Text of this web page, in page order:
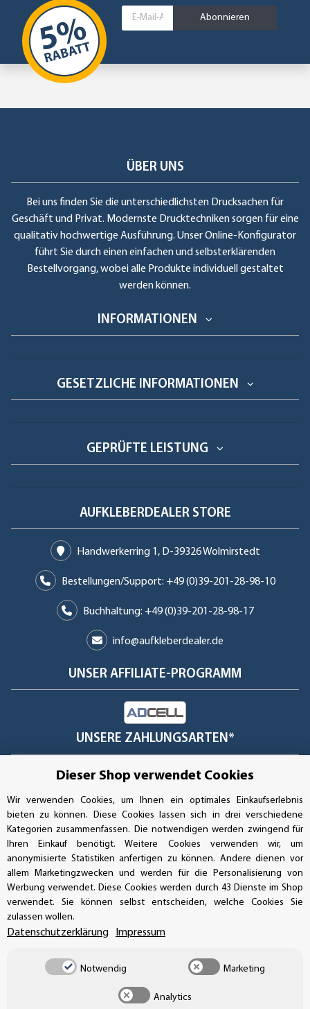
Abonnieren
ÜBER UNS
Bei uns finden Sie die unterschiedlichsten Drucksachen für
Geschäft und Privat. Modernste Drucktechniken sorgen für eine
qualitativ hochwertige Ausführung. Unser Online-Konfigurator
führt Sie durch einen einfachen und selbsterklärenden
Bestellvorgang, wobei alle Produkte individuell gestaltet
werden können.
INFORMATIONEN
GESETZLICHE INFORMATIONEN
GEPRÜFTE LEISTUNG
AUFKLEBERDEALER STORE
Handwerkerring 1, D-39326 Wolmirstedt
Bestellungen/Support: +49 (0)39-201-28-98-10
Buchhaltung: +49 (0)39-201-28-98-17
info@aufkleberdealer.de
UNSER AFFILIATE-PROGRAMM
UNSERE ZAHLUNGSARTEN*
SSL-Verschlüsselung
UNSER VERSANDDIENSTLEISTER
Dieser Shop verwendet Cookies
Wir verwenden Cookies, um Ihnen ein optimales Einkaufserlebnis
bieten zu können. Diese Cookies lassen sich in drei verschiedene
Kategorien zusammenfassen. Die notwendigen werden zwingend für
Ihren Einkauf benötigt. Weitere Cookies verwenden wir, um
anonymisierte Statistiken anfertigen zu können. Andere dienen vor
allem Marketingzwecken und werden für die Personalisierung von
Werbung verwendet. Diese Cookies werden durch 43 Dienste im Shop
verwendet. Sie können selbst entscheiden, welche Cookies Sie
zulassen wollen.
Datenschutzerklärung Impressum
Notwendig Marketing
Analytics